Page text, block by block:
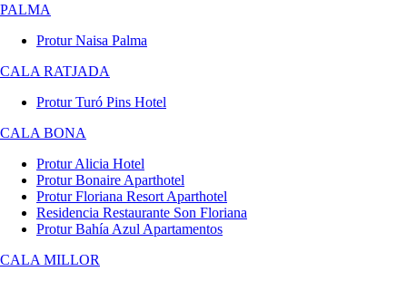
PALMA
Protur Naisa Palma
CALA RATJADA
Protur Turó Pins Hotel
CALA BONA
Protur Alicia Hotel
Protur Bonaire Aparthotel
Protur Floriana Resort Aparthotel
Residencia Restaurante Son Floriana
Protur Bahía Azul Apartamentos
CALA MILLOR